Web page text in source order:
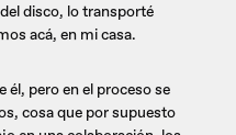
disco, lo transporté
acá, en mi casa.
él, pero en el proceso se
cosa que por supuesto